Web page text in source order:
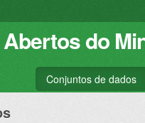
do
Conjuntos de dados